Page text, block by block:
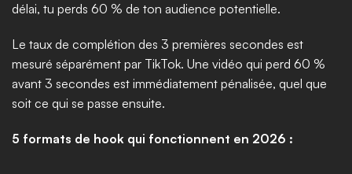
délai, tu perds 60 % de ton audience potentielle.
Le taux de complétion des 3 premières secondes est
mesuré séparément par TikTok. Une vidéo qui perd 60 %
avant 3 secondes est immédiatement pénalisée, quel que
soit ce qui se passe ensuite.
5 formats de hook qui fonctionnent en 2026 :